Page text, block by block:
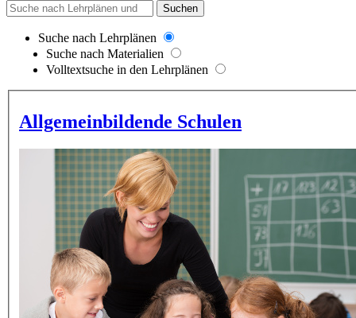
Suchen
Suche nach Lehrplänen
Suche nach Materialien
Volltextsuche in den Lehrplänen
Allgemeinbildende Schulen